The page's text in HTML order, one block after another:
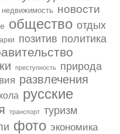
недвижимость новости
общество отдых
позитив политика
преступность природа
развлечения
русские
транспорт туризм
фото экономика